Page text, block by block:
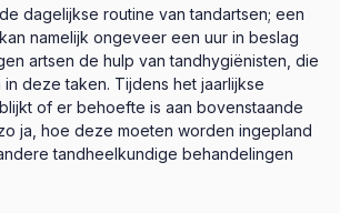
dagelijkse routine van tandartsen; een
namelijk ongeveer een uur in beslag
artsen de hulp van tandhygiënisten, die
deze taken. Tijdens het jaarlijkse
of er behoefte is aan bovenstaande
ja, hoe deze moeten worden ingepland
tandheelkundige behandelingen